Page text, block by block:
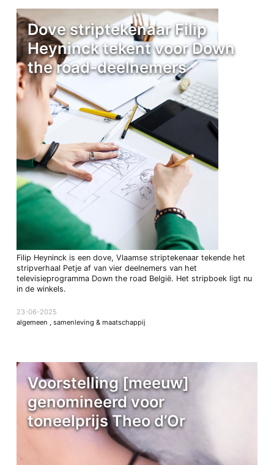
Dove striptekenaar Filip
Heyninck tekent voor Down
the road-deelnemers
Filip Heyninck is een dove, Vlaamse striptekenaar tekende het
stripverhaal Petje af van vier deelnemers van het
televisieprogramma Down the road België. Het stripboek ligt nu
in de winkels.
23-06-2025
algemeen , samenleving & maatschappij
Voorstelling [meeuw]
genomineerd voor
toneelprijs Theo d’Or